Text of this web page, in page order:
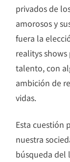
privados de
amorosos y
fuera la
realitys
talento, con
ambición de
vidas.
Esta cuestión
nuestra
búsqueda del